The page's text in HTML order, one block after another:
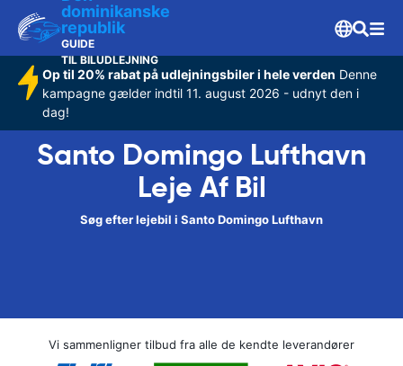
dominikanske
republik
GUIDE
TIL BILUDLEJNING
Op til 20% rabat på udlejningsbiler i hele verden Denne
kampagne gælder indtil 11. august 2026 - udnyt den i
dag!
Santo Domingo Lufthavn
Leje Af Bil
Søg efter lejebil i Santo Domingo Lufthavn
Vi sammenligner tilbud fra alle de kendte leverandører